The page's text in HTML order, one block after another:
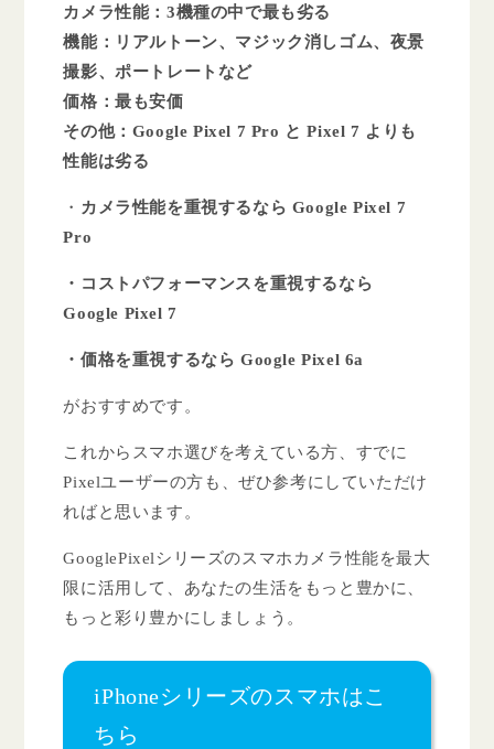
カメラ性能：3機種の中で最も劣る
機能：リアルトーン、マジック消しゴム、夜景
撮影、ポートレートなど
価格：最も安価
その他：Google Pixel 7 Pro と Pixel 7 よりも
性能は劣る
・ カメラ性能を重視するなら Google Pixel 7
Pro
・コストパフォーマンスを重視するなら
Google Pixel 7
・価格を重視するなら Google Pixel 6a
がおすすめです。
これからスマホ選びを考えている方、すでに
Pixelユーザーの方も、ぜひ参考にしていただけ
ればと思います。
GooglePixelシリーズのスマホカメラ性能を最大
限に活用して、あなたの生活をもっと豊かに、
もっと彩り豊かにしましょう。
iPhoneシリーズのスマホはこ
ちら